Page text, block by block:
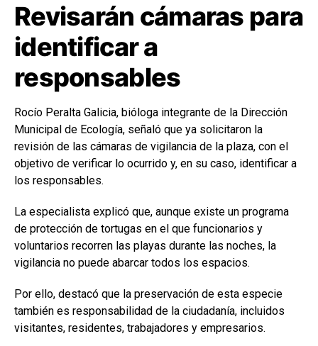
Revisarán cámaras para
identificar a
responsables
Rocío Peralta Galicia, bióloga integrante de la Dirección
Municipal de Ecología, señaló que ya solicitaron la
revisión de las cámaras de vigilancia de la plaza, con el
objetivo de verificar lo ocurrido y, en su caso, identificar a
los responsables.
La especialista explicó que, aunque existe un programa
de protección de tortugas en el que funcionarios y
voluntarios recorren las playas durante las noches, la
vigilancia no puede abarcar todos los espacios.
Por ello, destacó que la preservación de esta especie
también es responsabilidad de la ciudadanía, incluidos
visitantes, residentes, trabajadores y empresarios.